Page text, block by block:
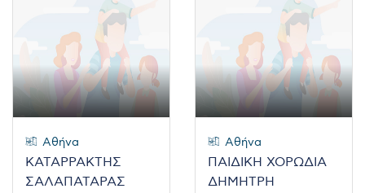
Αθήνα
ΚΑΤΑΡΡΑΚΤΗΣ
ΣΑΛΑΠΑΤΑΡΑΣ
Αθήνα
ΠΑΙΔΙΚΗ ΧΟΡΩΔΙΑ
ΔΗΜΗΤΡΗ